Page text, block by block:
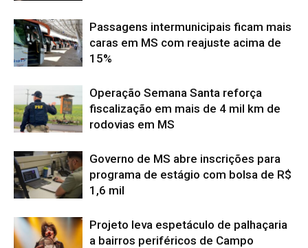
Passagens intermunicipais ficam mais
caras em MS com reajuste acima de
15%
Operação Semana Santa reforça
fiscalização em mais de 4 mil km de
rodovias em MS
Governo de MS abre inscrições para
programa de estágio com bolsa de R$
1,6 mil
Projeto leva espetáculo de palhaçaria
a bairros periféricos de Campo